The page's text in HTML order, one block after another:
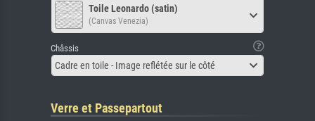
Toile Leonardo (satin)
(Canvas Venezia)
Châssis
Cadre en toile - Image reflétée sur le côté
Verre et Passepartout